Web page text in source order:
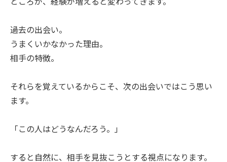
過去の出会い。
うまくいかなかった理由。
相手の特徴。
それらを覚えているからこそ、次の出会いではこう思い
ます。
「この人はどうなんだろう。」
すると自然に、相手を見抜こうとする視点になります。